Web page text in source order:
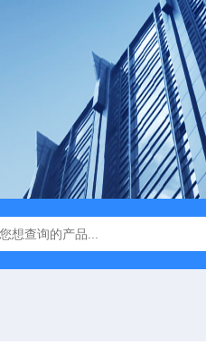
JC-ZS07多参数污水在线检测仪